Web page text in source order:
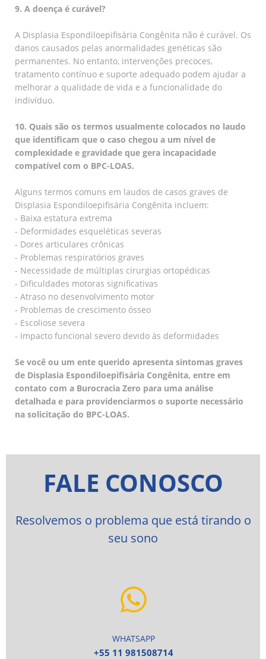
9. A doença é curável?
A Displasia Espondiloepifisária Congênita não é curável. Os
danos causados pelas anormalidades genéticas são
permanentes. No entanto, intervenções precoces,
tratamento contínuo e suporte adequado podem ajudar a
melhorar a qualidade de vida e a funcionalidade do
indivíduo.
10. Quais são os termos usualmente colocados no laudo
que identificam que o caso chegou a um nível de
complexidade e gravidade que gera incapacidade
compatível com o BPC-LOAS.
Alguns termos comuns em laudos de casos graves de
Displasia Espondiloepifisária Congênita incluem:
- Baixa estatura extrema
- Deformidades esqueléticas severas
- Dores articulares crônicas
- Problemas respiratórios graves
- Necessidade de múltiplas cirurgias ortopédicas
- Dificuldades motoras significativas
- Atraso no desenvolvimento motor
- Problemas de crescimento ósseo
- Escoliose severa
- Impacto funcional severo devido às deformidades
Se você ou um ente querido apresenta sintomas graves
de Displasia Espondiloepifisária Congênita, entre em
contato com a Burocracia Zero para uma análise
detalhada e para providenciarmos o suporte necessário
na solicitação do BPC-LOAS.
FALE CONOSCO
Resolvemos o problema que está tirando o
seu sono
WHATSAPP
+55 11 981508714